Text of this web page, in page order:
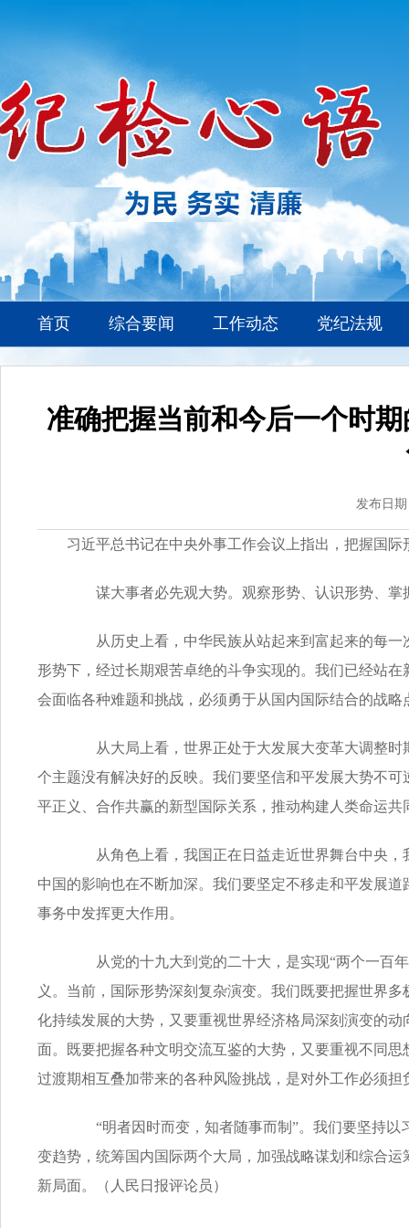
首页 综合要闻 工作动态 党纪法规
准确把握当前和今后一个时
发布日
习近平总书记在中央外事工作会议上指出，把握国
谋大事者必先观大势。观察形势、认识形势、掌
从历史上看，中华民族从站起来到富起来的每一
形势下，经过长期艰苦卓绝的斗争实现的。我们已经站
会面临各种难题和挑战，必须勇于从国内国际结合的战
从大局上看，世界正处于大发展大变革大调整时
个主题没有解决好的反映。我们要坚信和平发展大势不
平正义、合作共赢的新型国际关系，推动构建人类命运
从角色上看，我国正在日益走近世界舞台中央，
中国的影响也在不断加深。我们要坚定不移走和平发展
事务中发挥更大作用。
从党的十九大到党的二十大，是实现“两个一百年
义。当前，国际形势深刻复杂演变。我们既要把握世界
化持续发展的大势，又要重视世界经济格局深刻演变的
面。既要把握各种文明交流互鉴的大势，又要重视不同
过渡期相互叠加带来的各种风险挑战，是对外工作必须担
“明者因时而变，知者随事而制”。我们要坚持以
变趋势，统筹国内国际两个大局，加强战略谋划和综合
新局面。（人民日报评论员）